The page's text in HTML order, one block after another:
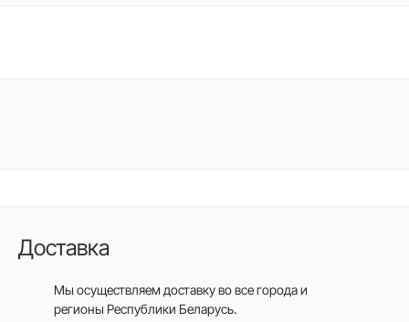
Доставка
Мы осуществляем доставку во все городаи
регионы Республики Беларусь.